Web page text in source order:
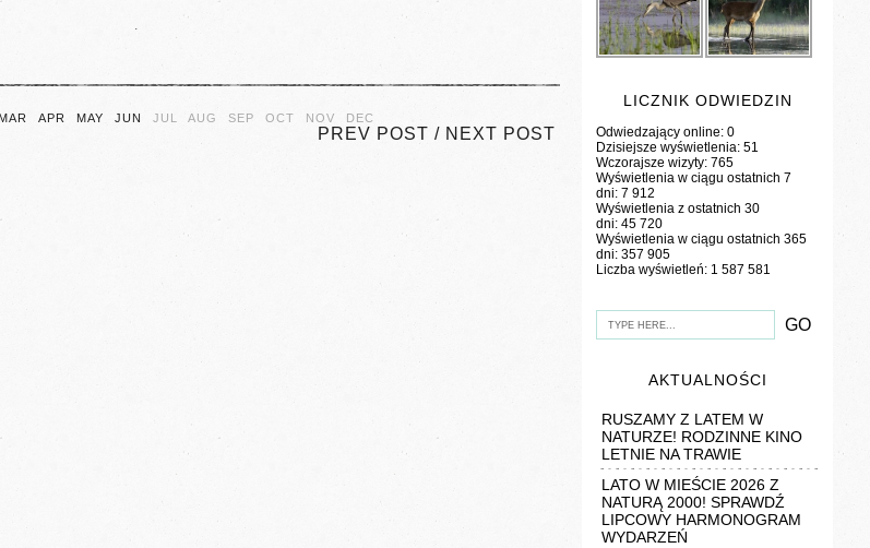
LICZNIK ODWIEDZIN
Odwiedzający online:0
Dzisiejsze wyświetlenia:51
Wczorajsze wizyty:765
Wyświetlenia w ciągu ostatnich 7
dni:7 912
Wyświetlenia z ostatnich 30
dni:45 720
Wyświetlenia w ciągu ostatnich 365
dni:357 905
Liczba wyświetleń: 1 587 581
AKTUALNOŚCI
RUSZAMY Z LATEM W
NATURZE! RODZINNE KINO
LETNIE NA TRAWIE
LATO W MIEŚCIE 2026 Z
NATURĄ 2000! SPRAWDŹ
LIPCOWY HARMONOGRAM
WYDARZEŃ
MAR APR MAY JUN JUL AUG SEP OCT NOV DEC
PREV POST / NEXT POST